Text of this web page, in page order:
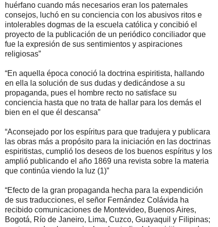
huérfano cuando más necesarios eran los paternales
consejos, luchó en su conciencia con los abusivos ritos e
intolerables dogmas de la escuela católica y concibió el
proyecto de la publicación de un periódico conciliador que
fue la expresión de sus sentimientos y aspiraciones
religiosas”
“En aquella época conoció la doctrina espiritista, hallando
en ella la solución de sus dudas y dedicándose a su
propaganda, pues el hombre recto no satisface su
conciencia hasta que no trata de hallar para los demás el
bien en el que él descansa”
“Aconsejado por los espíritus para que tradujera y publicara
las obras más a propósito para la iniciación en las doctrinas
espiritistas, cumplió los deseos de los buenos espíritus y los
amplió publicando el año 1869 una revista sobre la materia
que continúa viendo la luz (1)”
“Efecto de la gran propaganda hecha para la expendición
de sus traducciones, el señor Fernández Colávida ha
recibido comunicaciones de Montevideo, Buenos Aires,
Bogotá, Río de Janeiro, Lima, Cuzco, Guayaquil y Filipinas;